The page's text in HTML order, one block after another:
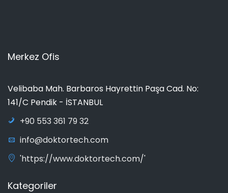
Merkez Ofis
Velibaba Mah. Barbaros Hayrettin Paşa Cad. No:
141/C Pendik - İSTANBUL
+90 553 361 79 32
info@doktortech.com
'https://www.doktortech.com/'
Kategoriler